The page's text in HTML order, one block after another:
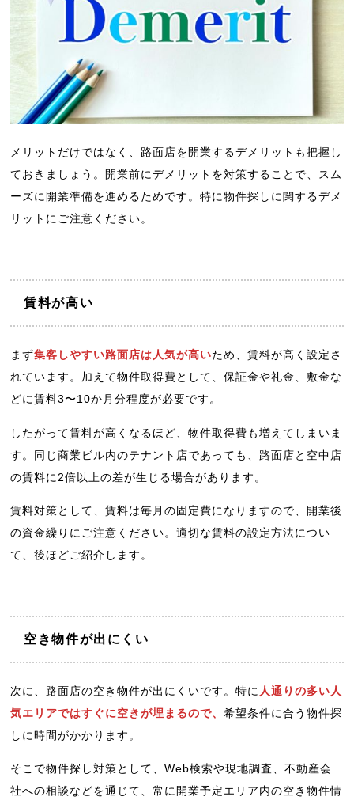
メリットだけではなく、路面店を開業するデメリットも把握し
ておきましょう。開業前にデメリットを対策することで、スム
ーズに開業準備を進めるためです。特に物件探しに関するデメ
リットにご注意ください。
賃料が高い
まず集客しやすい路面店は人気が高いため、賃料が高く設定さ
れています。加えて物件取得費として、保証金や礼金、敷金な
どに賃料3〜10か月分程度が必要です。
したがって賃料が高くなるほど、物件取得費も増えてしまいま
す。同じ商業ビル内のテナント店であっても、路面店と空中店
の賃料に2倍以上の差が生じる場合があります。
賃料対策として、賃料は毎月の固定費になりますので、開業後
の資金繰りにご注意ください。適切な賃料の設定方法につい
て、後ほどご紹介します。
空き物件が出にくい
次に、路面店の空き物件が出にくいです。特に 人通りの多い人
気エリアではすぐに空きが埋まるので、希望条件に合う物件探
しに時間がかかります。
そこで物件探し対策として、Web検索や現地調査、不動産会
社への相談などを通じて、常に開業予定エリア内の空き物件情